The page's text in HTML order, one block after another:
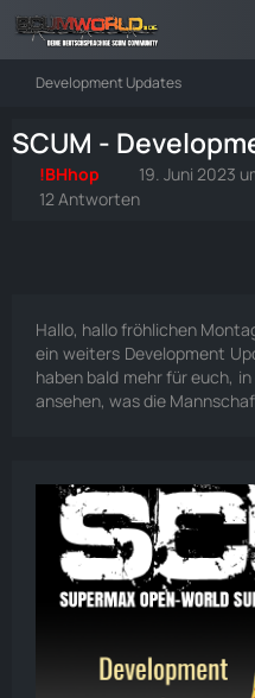
Development Updates
SCUM -
!BHhop 19. Juni 2023
12 Antworten
Hallo, hallo fröhlichen
ein weiters Development
haben bald mehr für euch,
ansehen, was die